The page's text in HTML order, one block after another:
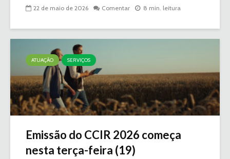
22 de maio de 2026 Comentar 8 min. leitura
ATUAÇÃO SERVIÇOS
Emissão do CCIR 2026 começa
nesta terça-feira (19)